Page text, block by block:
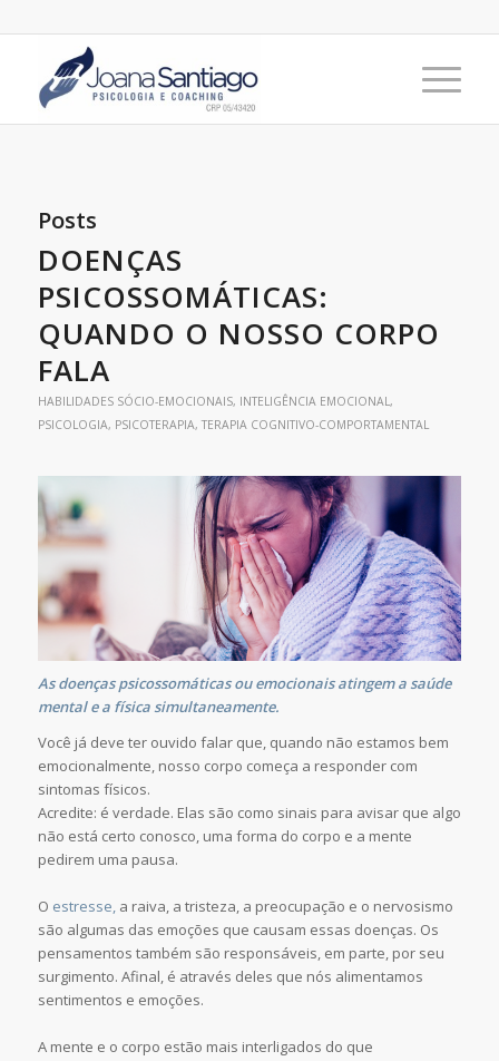
Posts
DOENÇAS
PSICOSSOMÁTICAS:
QUANDO O NOSSO CORPO
FALA
HABILIDADES SÓCIO-EMOCIONAIS, INTELIGÊNCIA EMOCIONAL,
PSICOLOGIA, PSICOTERAPIA, TERAPIA COGNITIVO-COMPORTAMENTAL
As doenças psicossomáticas ou emocionais atingem a saúde
mental e a física simultaneamente.
Você já deve ter ouvido falar que, quando não estamos bem
emocionalmente, nosso corpo começa a responder com
sintomas físicos.
Acredite: é verdade. Elas são como sinais para avisar que algo
não está certo conosco, uma forma do corpo e a mente
pedirem uma pausa.
O estresse,a raiva, a tristeza, a preocupação e o nervosismo
são algumas das emoções que causam essas doenças. Os
pensamentos também são responsáveis, em parte, por seu
surgimento. Afinal, é através deles que nós alimentamos
sentimentos e emoções.
A mente e o corpo estão mais interligados do que